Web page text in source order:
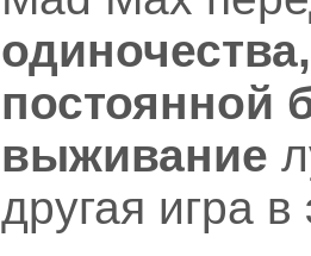
постоянной
выживание
другая игра